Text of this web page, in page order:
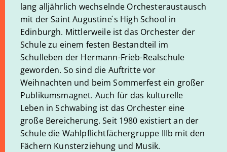
lang alljährlich wechselnde Orchesteraustausch
mit der Saint Augustine ́s High School in
Edinburgh. Mittlerweile ist das Orchester der
Schule zu einem festen Bestandteil im
Schulleben der Hermann-Frieb-Realschule
geworden. So sind die Auftritte vor
Weihnachten und beim Sommerfest ein großer
Publikumsmagnet. Auch für das kulturelle
Leben in Schwabing ist das Orchester eine
große Bereicherung. Seit 1980 existiert an der
Schule die Wahlpflichtfächergruppe IIIb mit den
Fächern Kunsterziehung und Musik.